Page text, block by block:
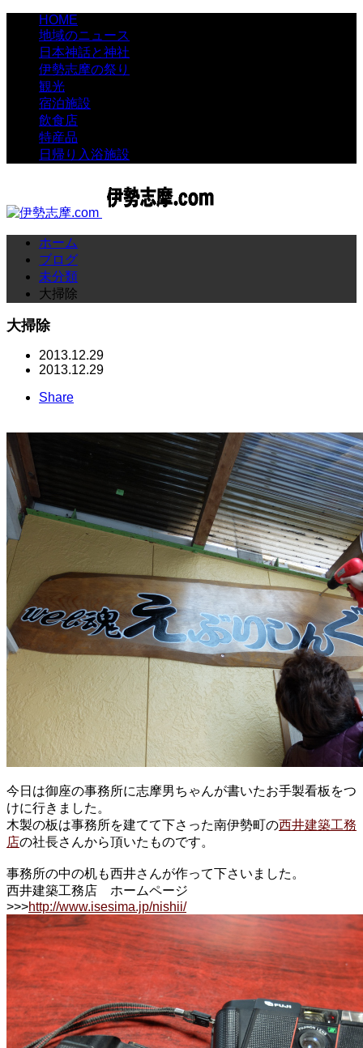
HOME
地域のニュース
日本神話と神社
伊勢志摩の祭り
観光
宿泊施設
飲食店
特産品
日帰り入浴施設
ホーム
ブログ
未分類
大掃除
大掃除
2013.12.29
2013.12.29
Share
今日は御座の事務所に志摩男ちゃんが書いたお手製看板をつ
けに行きました。
木製の板は事務所を建てて下さった南伊勢町の西井建築工務
店の社長さんから頂いたものです。
事務所の中の机も西井さんが作って下さいました。
西井建築工務店 ホームページ
>>>http://www.isesima.jp/nishii/